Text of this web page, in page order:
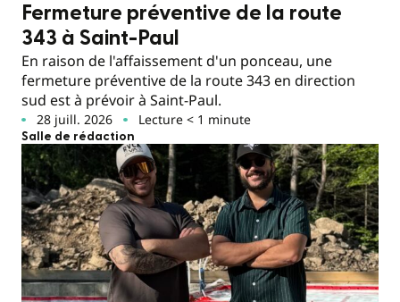
Fermeture préventive de la route
343 à Saint-Paul
En raison de l'affaissement d'un ponceau, une
fermeture préventive de la route 343 en direction
sud est à prévoir à Saint-Paul.
28 juill. 2026 Lecture < 1 minute
Salle de rédaction